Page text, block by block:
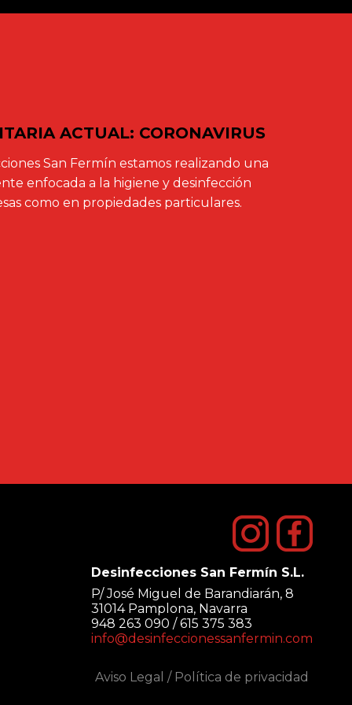
ACTUAL: CORONAVIRUS
San Fermín estamos realizando una
enfocada a la higiene y desinfección
como en propiedades particulares.
Desinfecciones San Fermín S.L.
P/ José Miguel de Barandiarán, 8
31014 Pamplona, Navarra
948 263 090 / 615 375 383
info@desinfeccionessanfermin.com
Aviso Legal / Política de privacidad